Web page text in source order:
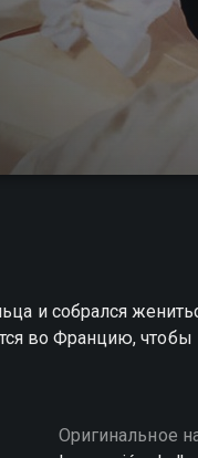
и собрался
во Францию, чтобы
Оригинальное